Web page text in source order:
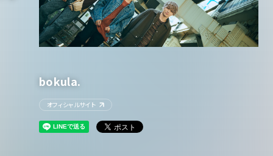
bokula.
オフィシャルサイト